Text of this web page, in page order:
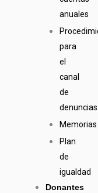
anuales
para
el
canal
de
denuncias
Memorias
Plan
de
igualdad
Donantes